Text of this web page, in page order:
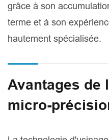
grâce à son
terme et à son
hautement spécialisée.
Avantages de
micro-